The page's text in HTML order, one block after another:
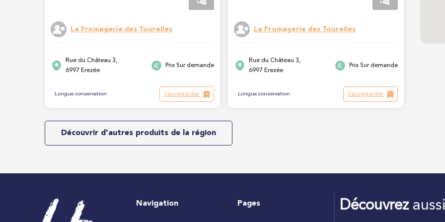
La Fromagerie des Tourelles
Rue du Château 3,
6997 Erezée
Prix Sur demande
Longue conservation Sauvegarder
La Fromagerie des Tourelles
Rue du Château 3,
6997 Erezée
Prix Sur demande
Longue conservation Sauvegarder
Découvrir d'autres produits de la région
Navigation Pages Découvrez